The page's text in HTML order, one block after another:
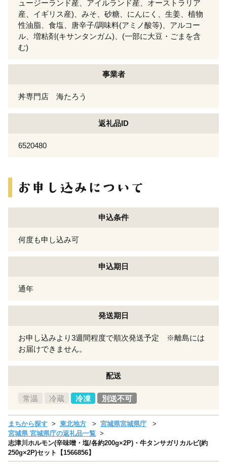
ュージーランド産、アイルランド産、オーストラリア
産、イギリス産)、みそ、砂糖、にんにく、生姜、植物
性油脂、食塩、唐辛子/調味料(アミノ酸等)、アルコー
ル、増粘剤(キサンタンガム)、(一部に大豆・ごまを含
む)
事業者
丼専門店 海たろう
返礼品ID
6520480
申込条件
何度も申し込み可
申込期日
通年
発送期日
お申し込みより3週間程度で順次発送予定 ※離島には
お届けできません。
配送
常温 冷蔵 冷凍 別送不可
まちから探す 東北地方
宮城県宮城県庁
宮城県 宮城県庁の返礼品一覧
志津川ホルモン(辛味噌・塩/各約200g×2P)・牛タンサガリカルビ(約
250g×2P)セット【1566856】